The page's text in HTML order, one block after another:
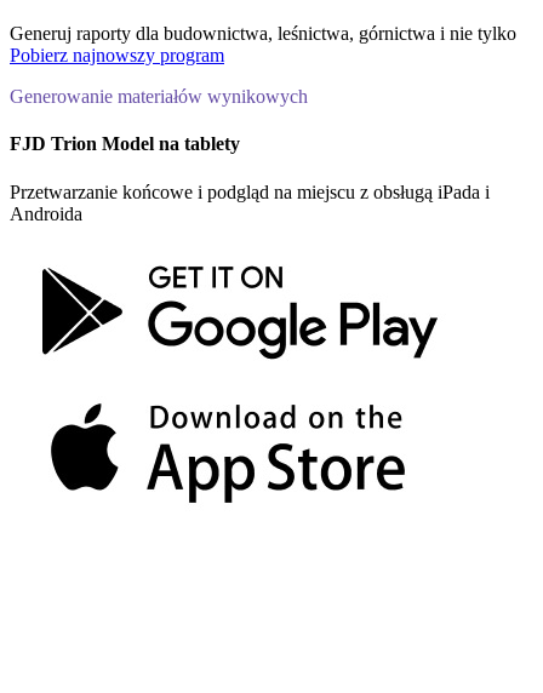
Generuj raporty dla budownictwa, leśnictwa, górnictwa i nie tylko
Pobierz najnowszy program
Generowanie materiałów wynikowych
FJD Trion Model na tablety
Przetwarzanie końcowe i podgląd na miejscu z obsługą iPada i
Androida